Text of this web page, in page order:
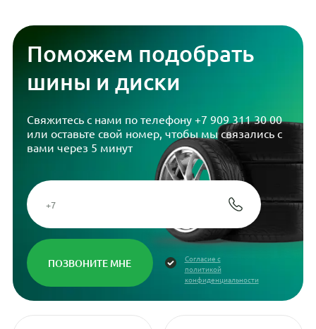
Поможем подобрать
шины и диски
Свяжитесь с нами по телефону +7 909 311 30 00
или оставьте свой номер, чтобы мы связались с
вами через 5 минут
Согласие с
политикой
конфиденциальности